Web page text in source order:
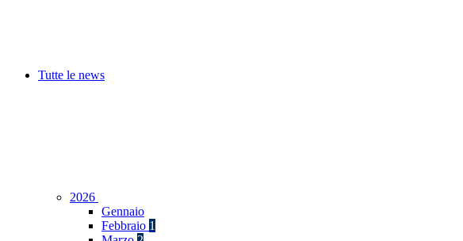
Tutte le news
2026
Gennaio
Febbraio 1